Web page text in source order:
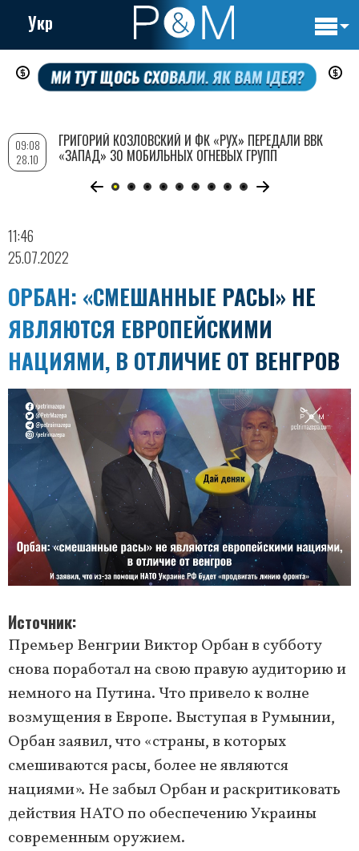
Перейти
содержанию
Укр
11:46
25.07.2022
ОРБАН: «СМЕШАННЫЕ РАСЫ» НЕ
ЯВЛЯЮТСЯ ЕВРОПЕЙСКИМИ
НАЦИЯМИ, В ОТЛИЧИЕ ОТ ВЕНГРОВ
Источник
Премьер Венгрии Виктор Орбан в субботу
снова поработал на свою правую аудиторию и
немного на Путина. Что привело к волне
возмущения в Европе. Выступая в Румынии,
Орбан заявил, что «страны, в которых
смешиваются расы, более не являются
нациями». Не забыл Орбан и раскритиковать
действия НАТО по обеспечению Украины
современным оружием.
09:08
28.10
ГРИГОРИЙ КОЗЛОВСКИЙ И ФК «РУХ» ПЕРЕДАЛИ ВВК
«ЗАПАД» 30 МОБИЛЬНЫХ ОГНЕВЫХ ГРУПП